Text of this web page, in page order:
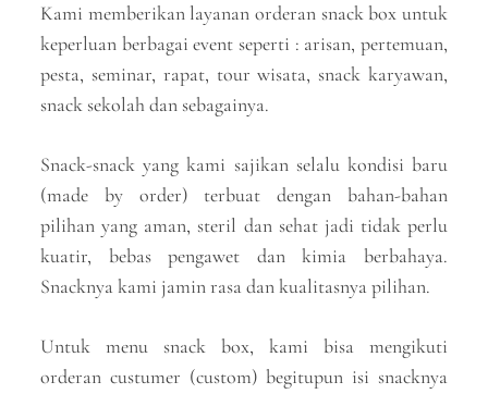
Kami memberikan layanan orderan snack box untuk
keperluan berbagai event seperti : arisan, pertemuan,
pesta, seminar, rapat, tour wisata, snack karyawan,
snack sekolah dan sebagainya.
Snack-snack yang kami sajikan selalu kondisi baru
(made by order) terbuat dengan bahan-bahan
pilihan yang aman, steril dan sehat jadi tidak perlu
kuatir, bebas pengawet dan kimia berbahaya.
Snacknya kami jamin rasa dan kualitasnya pilihan.
Untuk menu snack box, kami bisa mengikuti
orderan custumer (custom) begitupun isi snacknya